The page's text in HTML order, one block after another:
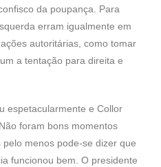
da poupança. Para
erram igualmente em
autoritárias, como tomar
a tentação para direita e
espetacularmente e Collor
foram bons momentos
menos pode-se dizer que
funcionou bem. O presidente